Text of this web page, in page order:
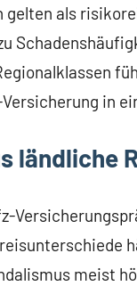
als
in
ländliche
meist